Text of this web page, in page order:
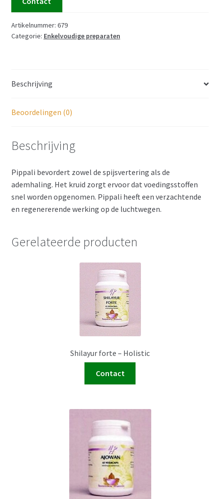
Artikelnummer: 679
Categorie: Enkelvoudige preparaten
Beschrijving
Beoordelingen (0)
Beschrijving
Pippali bevordert zowel de spijsvertering als de
ademhaling. Het kruid zorgt ervoor dat voedingsstoffen
snel worden opgenomen. Pippali heeft een verzachtende
en regenererende werking op de luchtwegen.
Gerelateerde producten
Shilayur forte – Holistic
Contact